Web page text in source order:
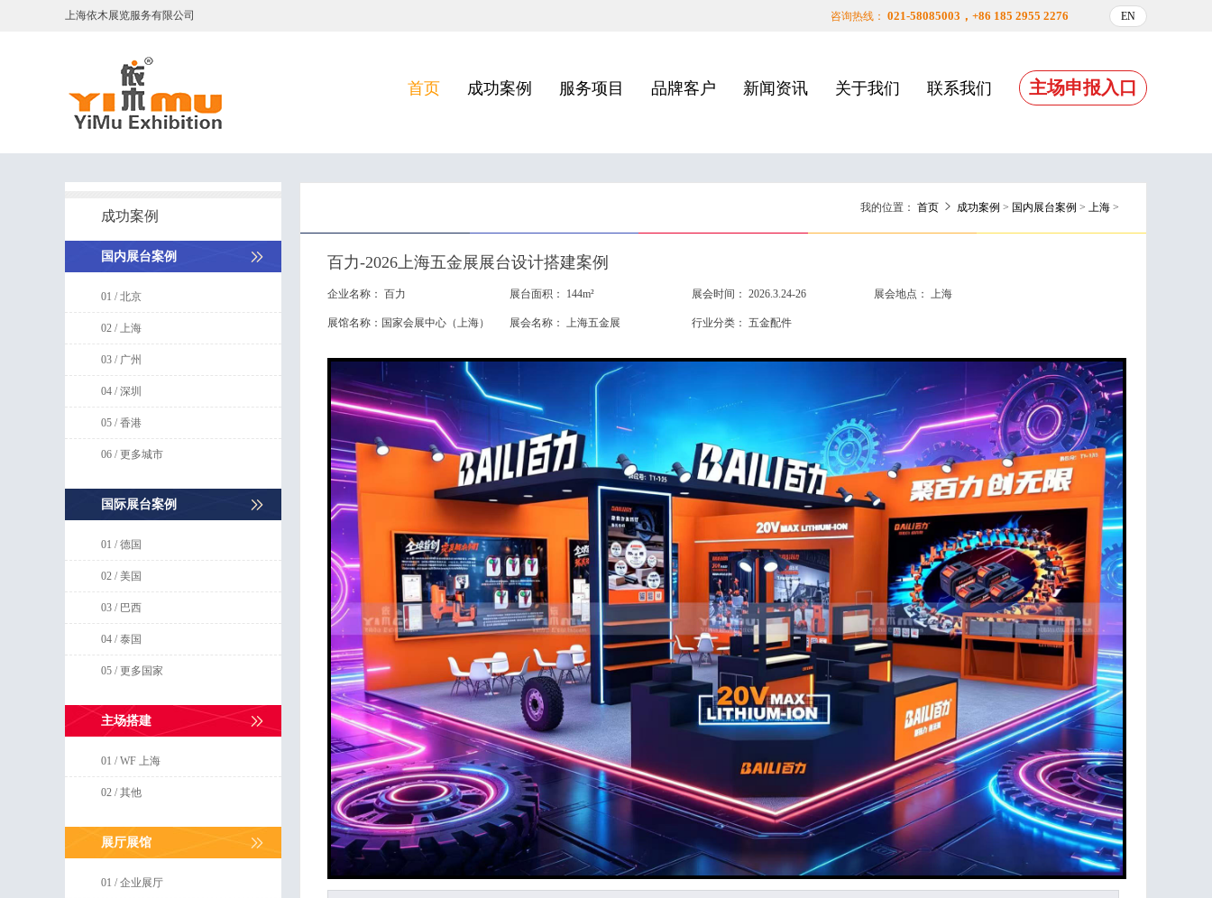
上海依木展览服务有限公司 咨询热线： 021-58085003，+86 185 2955 2276 EN
首页 成功案例 服务项目 品牌客户 新闻资讯 关于我们 联系我们 主场申报入口
成功案例
国内展台案例
01 / 北京
02 / 上海
03 / 广州
04 / 深圳
05 / 香港
06 / 更多城市
国际展台案例
01 / 德国
02 / 美国
03 / 巴西
04 / 泰国
05 / 更多国家
主场搭建
01 / WF 上海
02 / 其他
展厅展馆
01 / 企业展厅
我的位置： 首页 成功案例 > 国内展台案例 > 上海 >
百力-2026上海五金展展台设计搭建案例
企业名称： 百力 展台面积： 144m² 展会时间： 2026.3.24-26 展会地点： 上海
展馆名称： 国家会展中心（上海） 展会名称： 上海五金展 行业分类： 五金配件